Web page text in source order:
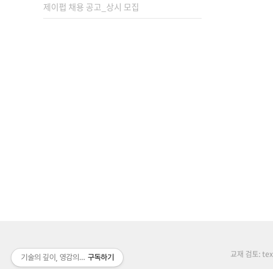
제이펍 채용 공고_상시 모집
교재 검토:
기술의 깊이, 영감의 높이, 배움의 너비
구독하기